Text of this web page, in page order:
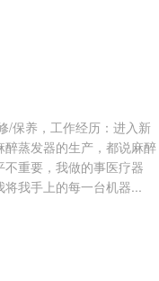
/保养，工作经历：进入新
蒸发器的生产，都说麻醉
重要，我做的事医疗器
我手上的每一台机器...